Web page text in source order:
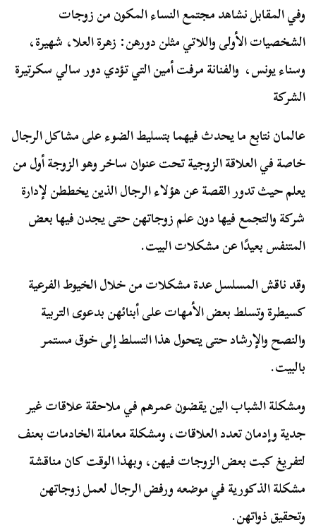
وفي المقابل نشاهد مجتمع النساء المكون من زوجات
الشخصيات الأولى واللاتي مثلن دورهن: زهرة العلا، شهيرة،
وسناء يونس، والفنانة مرفت أمين التي تؤدي دور سالي سكرتيرة
الشركة
عالمان نتابع ما يحدث فيهما بتسليط الضوء على مشاكل الرجال
خاصة في العلاقة الزوجية تحت عنوان ساخر وهو الزوجة أول من
يعلم حيث تدور القصة عن هؤلاء الرجال الذين يخططن لإدارة
شركة والتجمع فيها دون علم زوجاتهن حتى يجدن فيها بعض
المتنفس بعيدًا عن مشكلات البيت.
وقد ناقش المسلسل عدة مشكلات من خلال الخيوط الفرعية
كسيطرة وتسلط بعض الأمهات على أبنائهن بدعوى التربية
والنصح والإرشاد حتى يتحول هذا التسلط إلى خوق مستمر
بالبيت.
ومشكلة الشباب الين يقضون عمرهم في ملاحقة علاقات غير
جدية وإدمان تعدد العلاقات، ومشكلة معاملة الخادمات بعنف
لتفريغ كبت بعض الزوجات فيهن، وبهذا الوقت كان مناقشة
مشكلة الذكورية في موضعه ورفض الرجال لعمل زوجاتهن
وتحقيق ذواتهن.